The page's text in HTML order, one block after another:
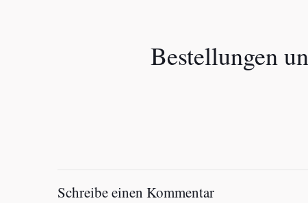
Bestellungen
Schreibe einen Kommentar